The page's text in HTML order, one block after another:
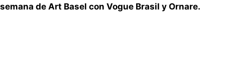
semana de Art Basel con Vogue Brasil y Ornare.